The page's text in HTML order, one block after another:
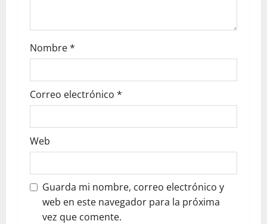
Nombre*
Correo electrónico *
Web
Guarda mi nombre, correo electrónico y
web en este navegador para la próxima
vez que comente.